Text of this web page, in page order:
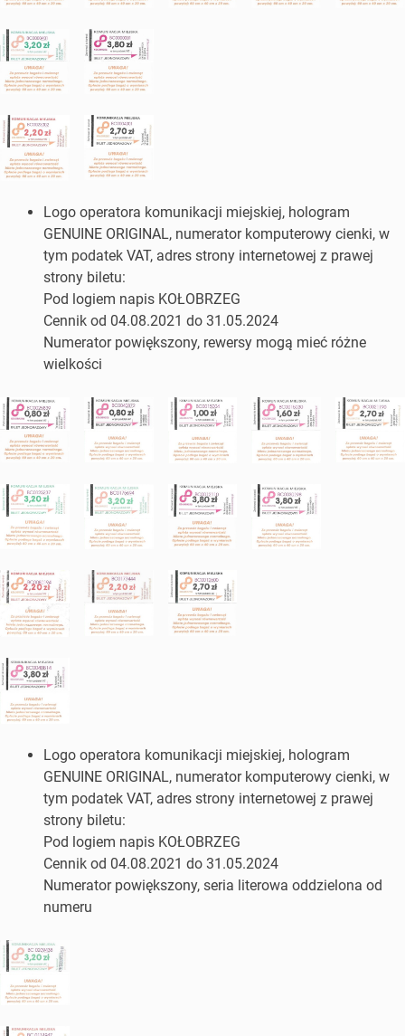
Logo operatora komunikacji miejskiej, hologram
GENUINE ORIGINAL, numerator komputerowy cienki, w
tym podatek VAT, adres strony internetowej z prawej
strony biletu:
Pod logiem napis KOŁOBRZEG
Cennik od 04.08.2021 do 31.05.2024
Numerator powiększony, rewersy mogą mieć różne
wielkości
Logo operatora komunikacji miejskiej, hologram
GENUINE ORIGINAL, numerator komputerowy cienki, w
tym podatek VAT, adres strony internetowej z prawej
strony biletu:
Pod logiem napis KOŁOBRZEG
Cennik od 04.08.2021 do 31.05.2024
Numerator powiększony, seria literowa oddzielona od
numeru